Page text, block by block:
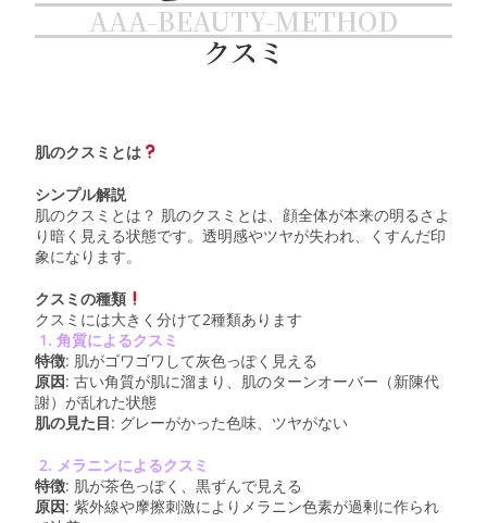
AAA-BEAUTY-METHOD
クスミ
肌のクスミとは
シンプル解説
肌のクスミとは？ 肌のクスミとは、顔全体が本来の明るさよ
り暗く見える状態です。透明感やツヤが失われ、くすんだ印
象になります。
クスミの種類
クスミには大きく分けて2種類あります
1. 角質によるクスミ
特徴: 肌がゴワゴワして灰色っぽく見える
原因: 古い角質が肌に溜まり、肌のターンオーバー（新陳代
謝）が乱れた状態
肌の見た目: グレーがかった色味、ツヤがない
2. メラニンによるクスミ
特徴: 肌が茶色っぽく、黒ずんで見える
原因: 紫外線や摩擦刺激によりメラニン色素が過剰に作られ